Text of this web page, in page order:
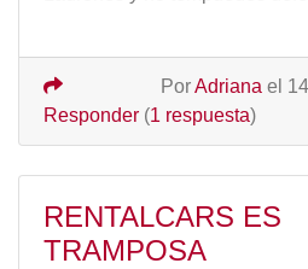
PorAdriana el
Responder (1 respuesta)
RENTALCARS ES
TRAMPOSA